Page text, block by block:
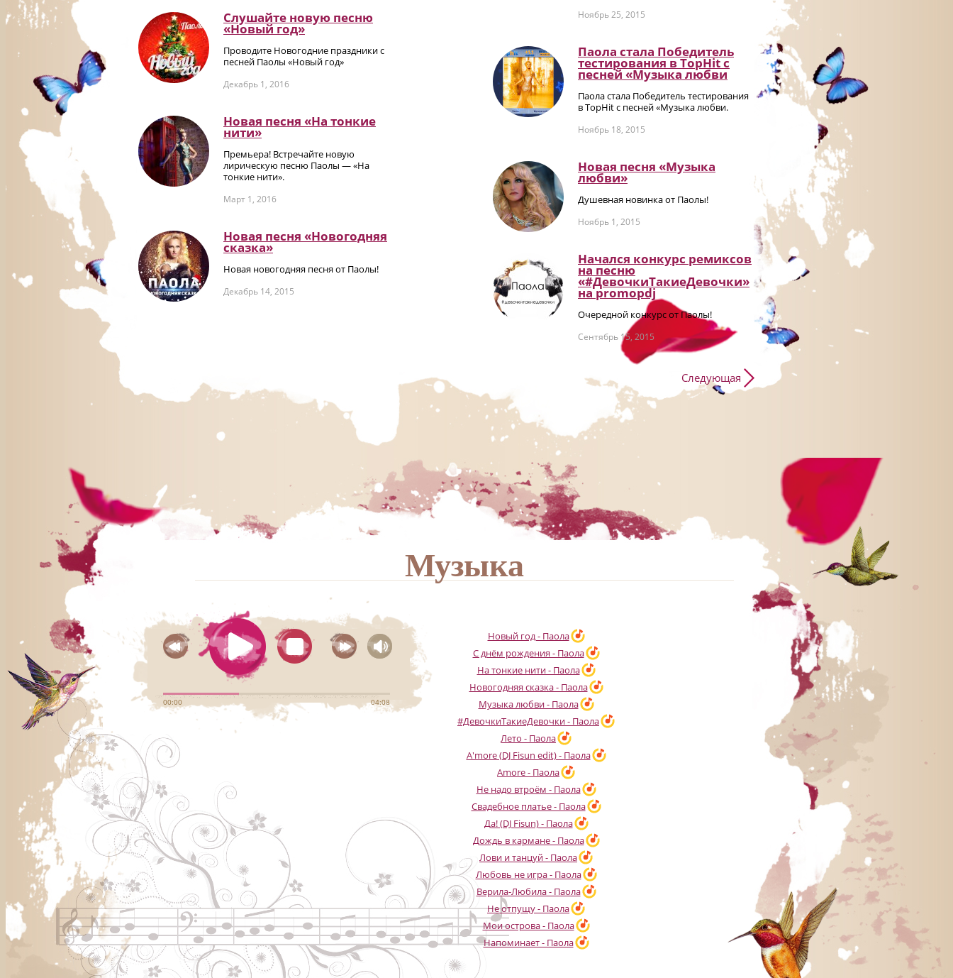
Слушайте новую песню
«Новый год»
Проводите Новогодние праздники с
песней Паолы «Новый год»
Декабрь 1, 2016
Новая песня «На тонкие
нити»
Премьера! Встречайте новую
лирическую песню Паолы — «На
тонкие нити».
Март 1, 2016
Новая песня «Новогодняя
сказка»
Новая новогодняя песня от Паолы!
Декабрь 14, 2015
Ноябрь 25, 2015
Паола стала Победитель
тестирования в TopHit с
песней «Музыка любви
Паола стала Победитель тестирования
в TopHit с песней «Музыка любви.
Ноябрь 18, 2015
Новая песня «Музыка
любви»
Душевная новинка от Паолы!
Ноябрь 1, 2015
Начался конкурс ремиксов
на песню
«#ДевочкиТакиеДевочки»
на promоpdj
Очередной конкурс от Паолы!
Сентябрь 15, 2015
Следующая
Музыка
00:00 04:08
Новый год - Паола
С днём рождения - Паола
На тонкие нити - Паола
Новогодняя сказка - Паола
Музыка любви - Паола
#ДевочкиТакиеДевочки - Паола
Лето - Паола
A'more (DJ Fisun edit) - Паола
Amore - Паола
Не надо втроём - Паола
Свадебное платье - Паола
Да! (DJ Fisun) - Паола
Дождь в кармане - Паола
Лови и танцуй - Паола
Любовь не игра - Паола
Верила-Любила - Паола
Не отпущу - Паола
Мои острова - Паола
Напоминает - Паола